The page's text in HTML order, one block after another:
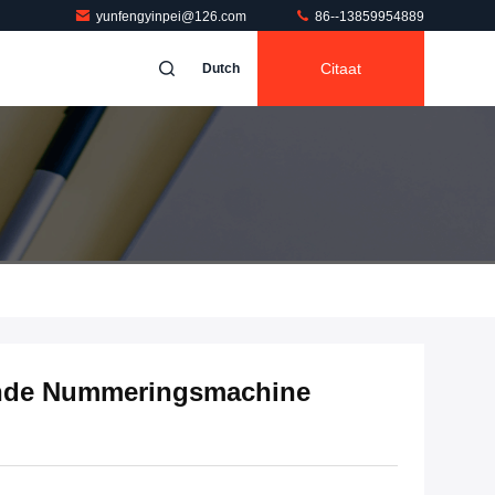
yunfengyinpei@126.com 86--13859954889
Dutch Citaat
Nummeringsmachine